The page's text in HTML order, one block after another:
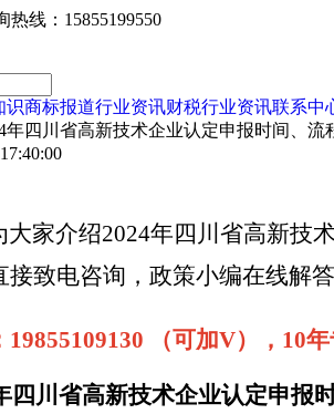
热线：15855199550
识商标报道行业资讯财税行业资讯联系中
年四川省高新技术企业认定申报时间、
大家介绍2024年四川省高新技
接致电咨询，政策小编在线解
19855109130 （可加V），10
四川省高新技术企业认定申报